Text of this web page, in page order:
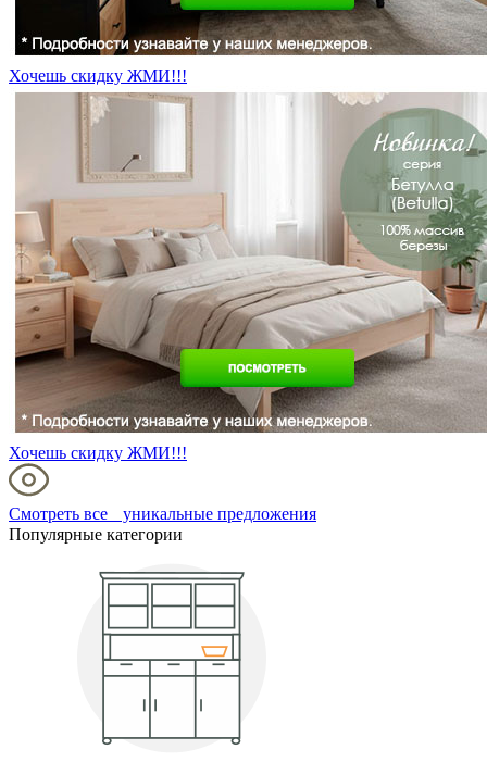
Хочешь скидку ЖМИ!!!
Хочешь скидку ЖМИ!!!
Смотреть все уникальные предложения
Популярные категории